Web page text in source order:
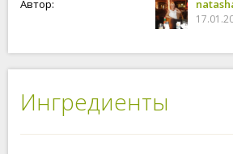
Автор:
Ингредиенты